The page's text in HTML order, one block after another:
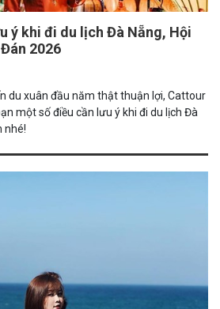
ý khi đi du lịch Đà Nẵng, Hội
2026
du xuân đầu năm thật thuận lợi, Cattour
một số điều cần lưu ý khi đi du lịch Đà
nhé!